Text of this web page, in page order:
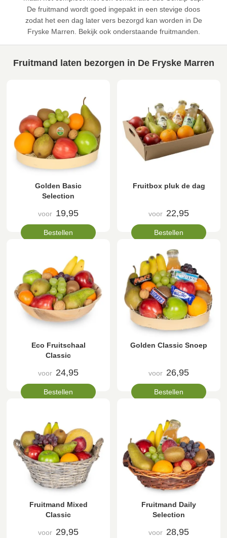
De fruitmand wordt goed ingepakt in een stevige doos
zodat het een dag later vers bezorgd kan worden in De
Fryske Marren. Bekijk ook onderstaande fruitmanden.
Fruitmand laten bezorgen in De Fryske Marren
Golden Basic
Selection
voor 19,95
Bestellen
Fruitbox pluk de dag
voor 22,95
Bestellen
Eco Fruitschaal
Classic
voor 24,95
Bestellen
Golden Classic Snoep
voor 26,95
Bestellen
Fruitmand Mixed
Classic
voor 29,95
Fruitmand Daily
Selection
voor 28,95